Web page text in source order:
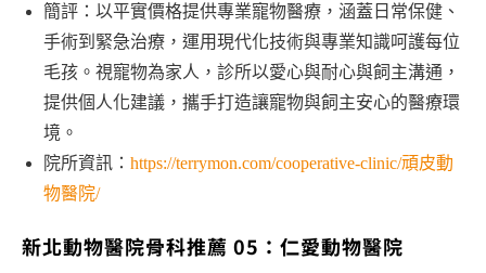
簡評：以平實價格提供專業寵物醫療，涵蓋日常保健、
手術到緊急治療，運用現代化技術與專業知識呵護每位
毛孩。視寵物為家人，診所以愛心與耐心與飼主溝通，
提供個人化建議，攜手打造讓寵物與飼主安心的醫療環
境。
院所資訊： https://terrymon.com/cooperative-clinic/頑皮動
物醫院/
新北動物醫院骨科推薦 05：仁愛動物醫院